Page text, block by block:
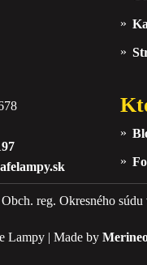
reg. Okresného
Lampy | Made by